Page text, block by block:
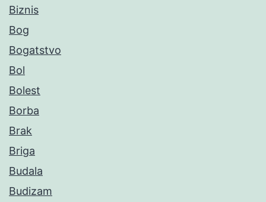
Biznis
Bog
Bogatstvo
Bol
Bolest
Borba
Brak
Briga
Budala
Budizam